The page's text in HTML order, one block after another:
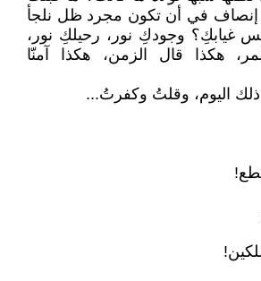
إنصاف في أن تكون مجرد ظل نلجأ
غيابكِ؟ وجودكِ نور، رحيلكِ نور،
هكذا قال الزمن، هكذا آمنّا
اليوم، وقلتُ وكفرتُ...